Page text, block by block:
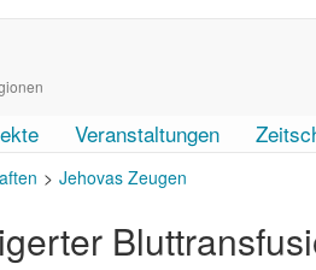
Veranstaltungen
Jehovas Zeugen